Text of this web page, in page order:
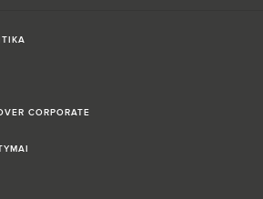
CORPORATE